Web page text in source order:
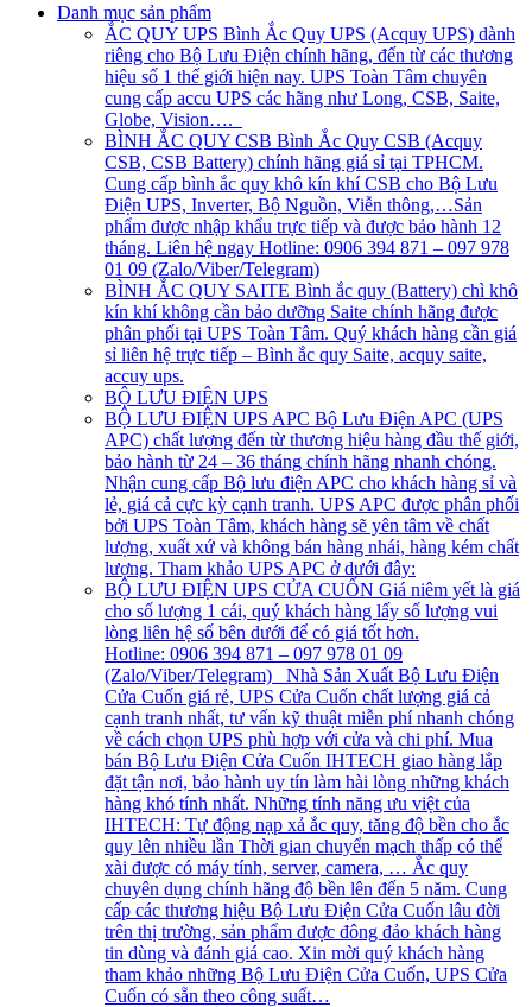
Danh mục sản phẩm
ẮC QUY UPS Bình Ắc Quy UPS (Acquy UPS) dành
riêng cho Bộ Lưu Điện chính hãng, đến từ các thương
hiệu số 1 thế giới hiện nay. UPS Toàn Tâm chuyên
cung cấp accu UPS các hãng như Long, CSB, Saite,
Globe, Vision….
BÌNH ẮC QUY CSB Bình Ắc Quy CSB (Acquy
CSB, CSB Battery) chính hãng giá sỉ tại TPHCM.
Cung cấp bình ắc quy khô kín khí CSB cho Bộ Lưu
Điện UPS, Inverter, Bộ Nguồn, Viễn thông,…Sản
phẩm được nhập khẩu trực tiếp và được bảo hành 12
tháng. Liên hệ ngay Hotline: 0906 394 871 – 097 978
01 09 (Zalo/Viber/Telegram)
BÌNH ẮC QUY SAITE Bình ắc quy (Battery) chì khô
kín khí không cần bảo dưỡng Saite chính hãng được
phân phối tại UPS Toàn Tâm. Quý khách hàng cần giá
sỉ liên hệ trực tiếp – Bình ắc quy Saite, acquy saite,
accuy ups.
BỘ LƯU ĐIỆN UPS
BỘ LƯU ĐIỆN UPS APC Bộ Lưu Điện APC (UPS
APC) chất lượng đến từ thương hiệu hàng đầu thế giới,
bảo hành từ 24 – 36 tháng chính hãng nhanh chóng.
Nhận cung cấp Bộ lưu điện APC cho khách hàng sỉ và
lẻ, giá cả cực kỳ cạnh tranh. UPS APC được phân phối
bởi UPS Toàn Tâm, khách hàng sẽ yên tâm về chất
lượng, xuất xứ và không bán hàng nhái, hàng kém chất
lượng. Tham khảo UPS APC ở dưới đây:
BỘ LƯU ĐIỆN UPS CỬA CUỐN Giá niêm yết là giá
cho số lượng 1 cái, quý khách hàng lấy số lượng vui
lòng liên hệ số bên dưới để có giá tốt hơn.
Hotline: 0906 394 871 – 097 978 01 09
(Zalo/Viber/Telegram) Nhà Sản Xuất Bộ Lưu Điện
Cửa Cuốn giá rẻ, UPS Cửa Cuốn chất lượng giá cả
cạnh tranh nhất, tư vấn kỹ thuật miễn phí nhanh chóng
về cách chọn UPS phù hợp với cửa và chi phí. Mua
bán Bộ Lưu Điện Cửa Cuốn IHTECH giao hàng lắp
đặt tận nơi, bảo hành uy tín làm hài lòng những khách
hàng khó tính nhất. Những tính năng ưu việt của
IHTECH: Tự động nạp xả ắc quy, tăng độ bền cho ắc
quy lên nhiều lần Thời gian chuyển mạch thấp có thể
xài được có máy tính, server, camera, … Ắc quy
chuyên dụng chính hãng độ bền lên đến 5 năm. Cung
cấp các thương hiệu Bộ Lưu Điện Cửa Cuốn lâu đời
trên thị trường, sản phẩm được đông đảo khách hàng
tin dùng và đánh giá cao. Xin mời quý khách hàng
tham khảo những Bộ Lưu Điện Cửa Cuốn, UPS Cửa
Cuốn có sẵn theo công suất…